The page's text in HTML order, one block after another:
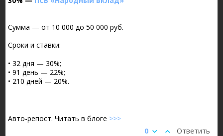
Сумма — от 10 000 до 50 000 руб.
Сроки и ставки:
• 32 дня — 30%;
• 91 день — 22%;
• 210 дней — 20%.
Авто-репост. Читать в блоге >>>
Ответить
0